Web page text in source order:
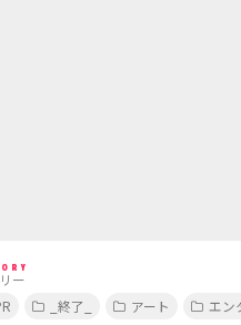
ー
_終了_ アート エン